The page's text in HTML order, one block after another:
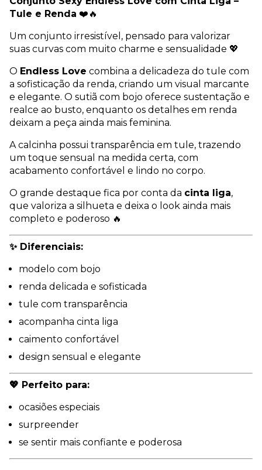
Tule e Renda ❤️🔥
Um conjunto irresistível, pensado para valorizar
suas curvas com muito charme e sensualidade 💖
O Endless Love combina a delicadeza do tule com
a sofisticação da renda, criando um visual marcante
e elegante. O sutiã com bojo oferece sustentação e
realce ao busto, enquanto os detalhes em renda
deixam a peça ainda mais feminina.
A calcinha possui transparência em tule, trazendo
um toque sensual na medida certa, com
acabamento confortável e lindo no corpo.
O grande destaque fica por conta da cinta liga,
que valoriza a silhueta e deixa o look ainda mais
completo e poderoso 🔥
✨ Diferenciais:
modelo com bojo
renda delicada e sofisticada
tule com transparência
acompanha cinta liga
caimento confortável
design sensual e elegante
💖 Perfeito para:
ocasiões especiais
surpreender
se sentir mais confiante e poderosa